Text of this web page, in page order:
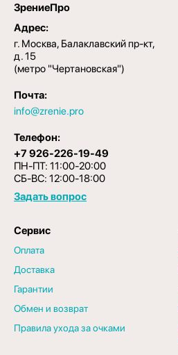
ЗрениеПро
Адрес:
г. Москва, Балаклавский пр-кт,
д. 15
(метро "Чертановская")
Почта:
info@zrenie.pro
Телефон:
+7 926-226-19-49
ПН-ПТ: 11:00-20:00
СБ-ВС: 12:00-18:00
Задать вопрос
Сервис
Оплата
Доставка
Гарантии
Обмен и возврат
Правила ухода за очками